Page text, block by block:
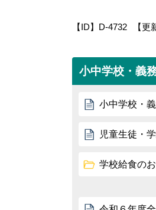
【ID】 D-4732 【更
小中学校・義
小中学校・
児童生徒・
学校給食の